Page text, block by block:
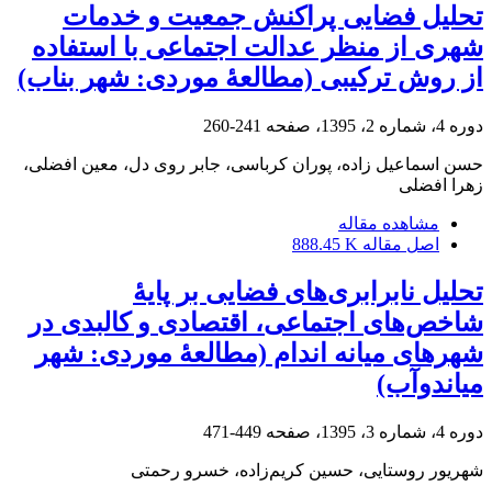
تحلیل فضایی پراکنش جمعیت و خدمات
شهری از منظر عدالت اجتماعی با استفاده
از روش ترکیبی (مطالعۀ موردی: شهر بناب)
دوره 4، شماره 2، 1395، صفحه 241-260
حسن اسماعیل زاده، پوران کرباسی، جابر روی دل، معین افضلی،
زهرا افضلی
مشاهده مقاله
اصل مقاله 888.45 K
تحلیل نابرابری‌های فضایی بر پایۀ
شاخص‌های اجتماعی، اقتصادی و کالبدی در
شهرهای میانه اندام (مطالعۀ موردی: شهر
میاندوآب)
دوره 4، شماره 3، 1395، صفحه 449-471
شهریور روستایی، حسین کریم‌زاده، خسرو رحمتی